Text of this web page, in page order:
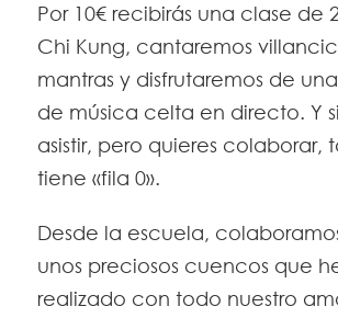
Por 10€ recibirás una clase de
Chi Kung, cantaremos
mantras y disfrutaremos de
de música celta en directo. Y
asistir, pero quieres colaborar,
tiene «fila 0».
Desde la escuela,
unos preciosos cuencos que
realizado con todo nuestro